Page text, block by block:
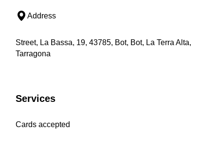
Address
Street, La Bassa, 19, 43785, Bot, Bot, La Terra Alta,
Tarragona
Services
Cards accepted